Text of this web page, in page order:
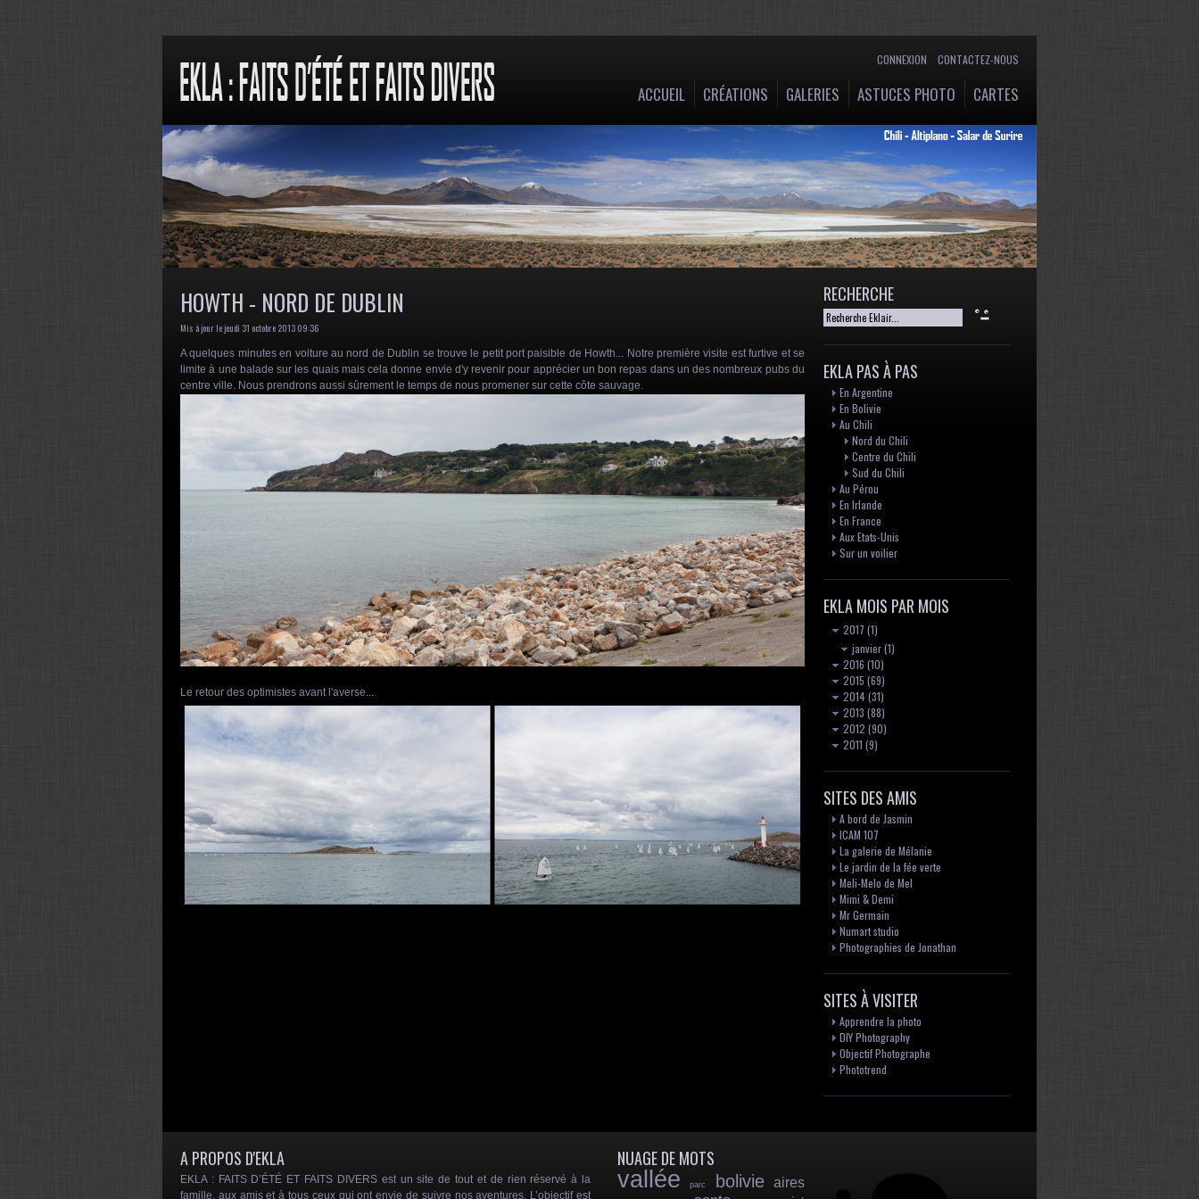
CONNEXION CONTACTEZ-NOUS
ACCUEIL CRÉATIONS GALERIES ASTUCES PHOTO CARTES
HOWTH - NORD DE DUBLIN
Mis à jour le jeudi 31 octobre 2013 09:36
A quelques minutes en voiture au nord de Dublin se trouve le petit port paisible de Howth... Notre première visite est furtive et se
limite à une balade sur les quais mais cela donne envie d'y revenir pour apprécier un bon repas dans un des nombreux pubs du
centre ville. Nous prendrons aussi sûrement le temps de nous promener sur cette côte sauvage.
Le retour des optimistes avant l'averse...
RECHERCHE
EKLA PAS À PAS
En Argentine
En Bolivie
Au Chili
Nord du Chili
Centre du Chili
Sud du Chili
Au Pérou
En Irlande
En France
Aux Etats-Unis
Sur un voilier
EKLA MOIS PAR MOIS
2017 (1)
janvier(1)
2016 (10)
2015 (69)
2014(31)
2013 (88)
2012 (90)
2011 (9)
SITES DES AMIS
A bord de Jasmin
ICAM 107
La galerie de Mélanie
Le jardin de la fée verte
Meli-Melo de Mel
Mimi & Demi
Mr Germain
Numart studio
Photographies de Jonathan
SITES À VISITER
Apprendre la photo
DIY Photography
Objectif Photographe
Phototrend
A PROPOS D'EKLA
EKLA : FAITS D’ÉTÉ ET FAITS DIVERS est un site de tout et de rien réservé à la
famille, aux amis et à tous ceux qui ont envie de suivre nos aventures. L’objectif est
NUAGE DE MOTS
vallée parc bolivie aires